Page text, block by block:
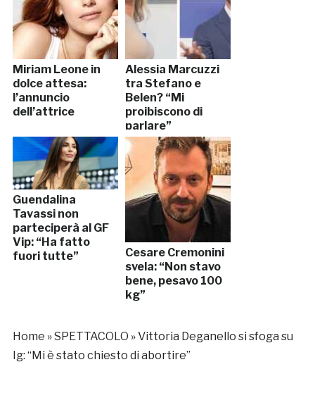
Miriam Leone in
dolce attesa:
l’annuncio
dell’attrice
Alessia Marcuzzi
tra Stefano e
Belen? “Mi
proibiscono di
parlare”
Guendalina
Tavassi non
parteciperà al GF
Vip: “Ha fatto
fuori tutte”
Cesare Cremonini
svela: “Non stavo
bene, pesavo 100
kg”
Home »SPETTACOLO »Vittoria Deganello si sfoga su
Ig: “Mi è stato chiesto di abortire”